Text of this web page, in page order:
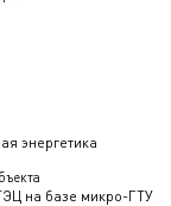
энергетика
на базе микро-ГТУ